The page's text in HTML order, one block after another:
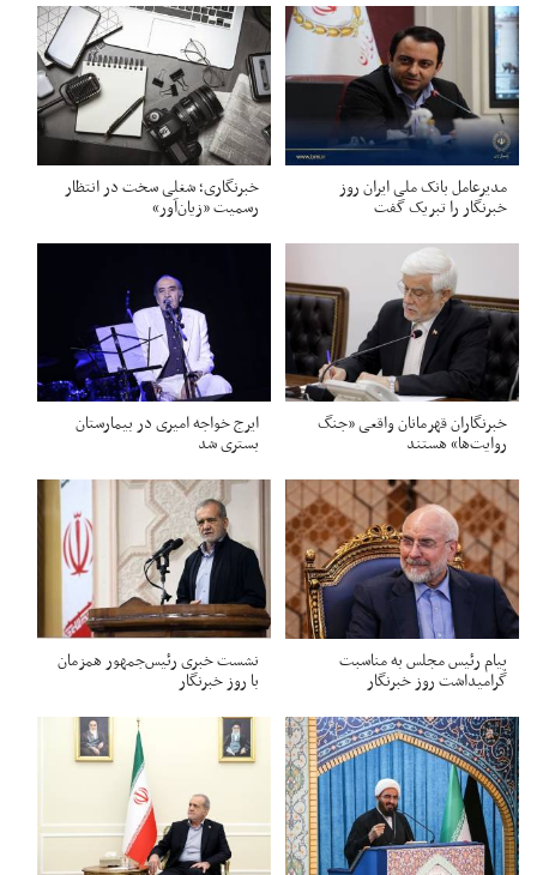
مدیرعامل بانک ملی ایران روز
خبرنگار را تبریک گفت
خبرنگاری؛ شغلی سخت در انتظار
رسمیت «زیان‌آور»
خبرنگاران قهرمانان واقعی «جنگ
روایت‌ها» هستند
ایرج خواجه امیری در بیمارستان
بستری شد
پیام رئیس مجلس به مناسبت
گرامیداشت روز خبرنگار
نشست خبری رئیس‌جمهور همزمان
با روز خبرنگار